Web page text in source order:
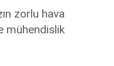
zorlu hava
mühendislik